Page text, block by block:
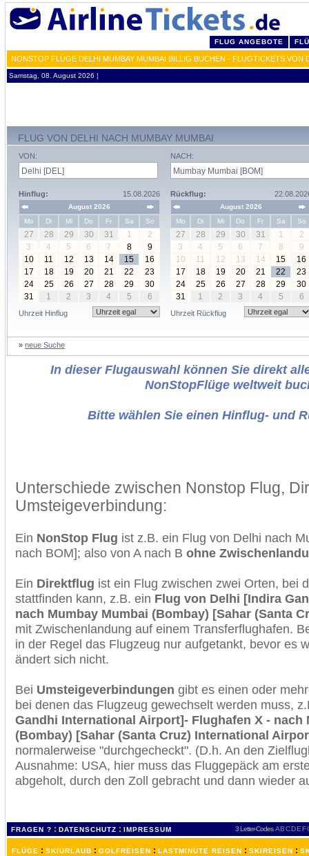
FLUG ANGEBOTE
NONSTOP FLÜGE DELHI MUMBAY MUMBAI BILLIG BUCHEN - FLUGTICKETS VON
Samstag, 08. August 2026 ¦
FLUG VON DELHI NACH MUMBAY MUMBAI
VON:
Hinflug: 15.08.2026
August 2026
Mo
Di Mi Do Fr Sa So
27 28 29 30 31 1
2
3
4 5 6 7 8
9
10
11 12 13 14 15
16
17
18 19 20 21 22
23
24
25 26 27 28 29
30
31
1 2 3 4 5 6
Uhrzeit Hinflug
NACH:
Rückflug:
August 2026
Mo
Di Mi Do Fr Sa So
27 28 29 30 31 1
2
3
4 5 6 7 8
9
10
11 12 13 14 15
16
17
18 19 20 21 22
23
24
25 26 27 28 29
30
31
1 2 3 4 5 6
Uhrzeit Rückflug
» neue Suche
In dieser Flugauswahl können Sie direkt
NonStopFlüge weltweit
Bitte wählen Sie einen Hinflug- und
Unterschiede zwischen Nonstop Flug,
Umsteigeverbindung:
Ein NonStop Flug ist z.B. ein Flug von Delhi nach
nach BOM]; also von A nach B ohne
Ein Direktflug ist ein Flug zwischen zwei Orten, bei
stattfinden kann, z.B. ein Flug von Delhi [Indira
nach Mumbay Mumbai (Bombay) [Sahar (Santa
mit Zwischenlandung auf einem Transferflughafen.
in der Regel das Flugzeug nur aufgetankt, bevor es
ändert sich nicht.
Bei Umsteigeverbindungen gibt es einen oder
bei denen das Flugzeug gewechselt werden muss,
Gandhi International Airport]- Flughafen X - nach
(Bombay) [Sahar (Santa Cruz) International
normalerweise "durchgecheckt". (D.h. An den
Ausnahme: USA, hier muss das Fluggepäck am
abgeholt, durch den Zoll gebracht und dann wieder
FRAGEN ? : DATENSCHUTZ : IMPRESSUM 3 Letter-Codes ABCDEF
FLÜGE : SKIURLAUB : GOLFREISEN : LASTMINUTE REISEN : SKIREISEN :